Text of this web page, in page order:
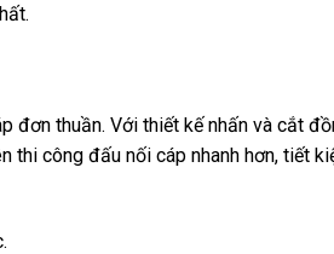
đơn thuần. Với thiết kế nhấn và cắt
thi công đấu nối cáp nhanh hơn, tiết